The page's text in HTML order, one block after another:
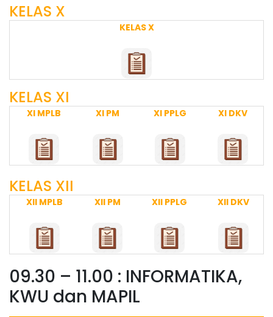
KELAS X
KELAS X
KELAS XI
XI MPLB XI PM XI PPLG XI DKV
KELAS XII
XII MPLB XII PM XII PPLG XII DKV
09.30 – 11.00 : INFORMATIKA,
KWU dan MAPIL